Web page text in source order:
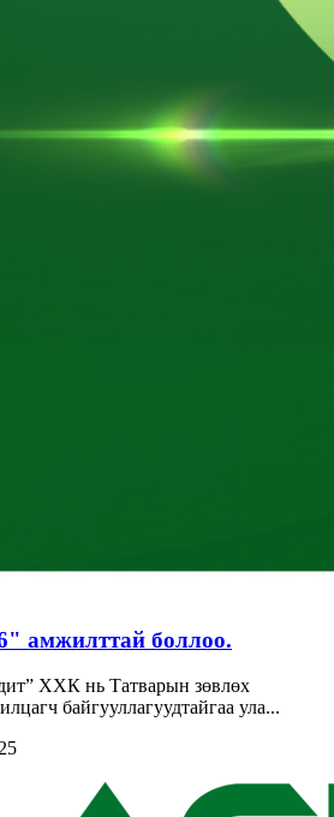
амжилттай боллоо.
ХХК нь Татварын зөвлөх
байгууллагуудтайгаа ула...